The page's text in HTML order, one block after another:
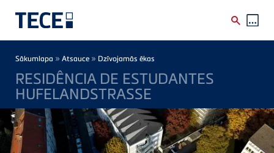
Breadcrumb
Sākumlapa » Atsauce » Dzīvojamās ēkas
RESIDÊNCIA DE ESTUDANTES
HUFELANDSTRASSE